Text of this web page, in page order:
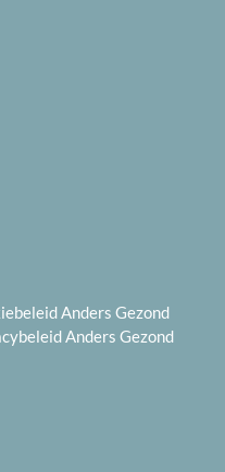
Anders Gezond
Anders Gezond